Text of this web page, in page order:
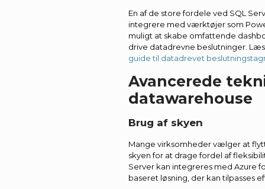
En af de store fordele ved SQL
integrere med værktøjer som
muligt at skabe omfattende
drive datadrevne beslutninger.
guide til datadrevet
Avancerede
datawarehouse
Brug af skyen
Mange virksomheder vælger at
skyen for at drage fordel af
Server kan integreres med Azure
baseret løsning, der kan tilpasses